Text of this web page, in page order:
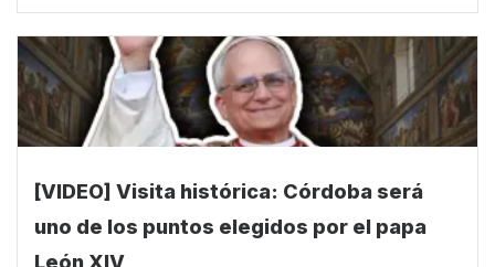
[VIDEO] Visita histórica: Córdoba será
uno de los puntos elegidos por el papa
León XIV